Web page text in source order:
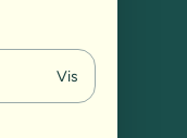
Vis